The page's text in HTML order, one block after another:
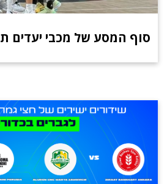
סוף המסע של מכבי יעדים